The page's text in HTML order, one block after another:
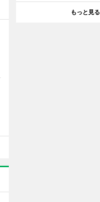
もっと見る